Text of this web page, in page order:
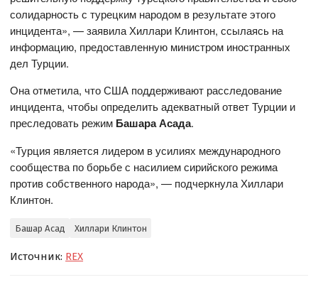
солидарность с турецким народом в результате этого
инцидента», — заявила Хиллари Клинтон, ссылаясь на
информацию, предоставленную министром иностранных
дел Турции.
Она отметила, что США поддерживают расследование
инцидента, чтобы определить адекватный ответ Турции и
преследовать режим Башара Асада.
«Турция является лидером в усилиях международного
сообщества по борьбе с насилием сирийского режима
против собственного народа», — подчеркнула Хиллари
Клинтон.
Башар Асад Хиллари Клинтон
Источник: REX